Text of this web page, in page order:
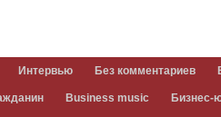
Интервью Без комментариев
Business music Бизнес-